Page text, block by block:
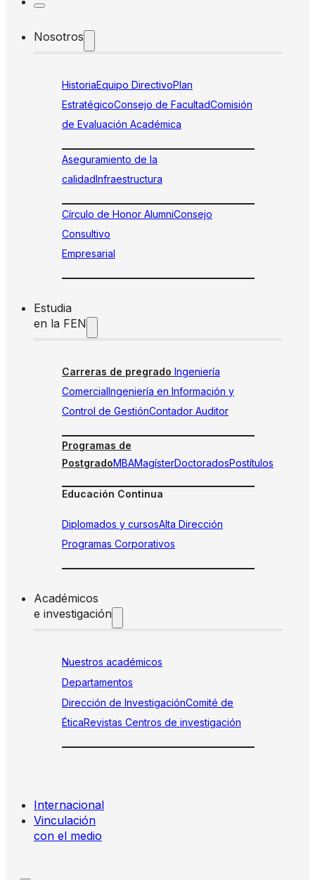
Nosotros
HistoriaEquipo DirectivoPlan
EstratégicoConsejo de FacultadComisión
de Evaluación Académica
Aseguramiento de la
calidadInfraestructura
Círculo de Honor AlumniConsejo
Consultivo
Empresarial
Estudia
en la FEN
Carreras de pregrado Ingeniería
ComercialIngeniería en Información y
Control de GestiónContador Auditor
Programas de
PostgradoMBAMagísterDoctoradosPostítulos
Educación Continua
Diplomados y cursosAlta Dirección
Programas Corporativos
Académicos
e investigación
Nuestros académicos
Departamentos
Dirección de InvestigaciónComité de
ÉticaRevistas Centros de investigación
Internacional
Vinculación
con el medio